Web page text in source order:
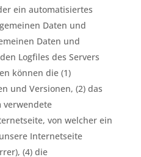
ein automatisiertes
Daten und
Daten und
Logfiles des Servers
können die (1)
und Versionen, (2) das
verwendete
von welcher ein
Internetseite
(4) die